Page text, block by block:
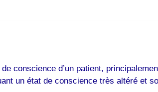
conscience d’un patient,
un état de conscience très altéré et